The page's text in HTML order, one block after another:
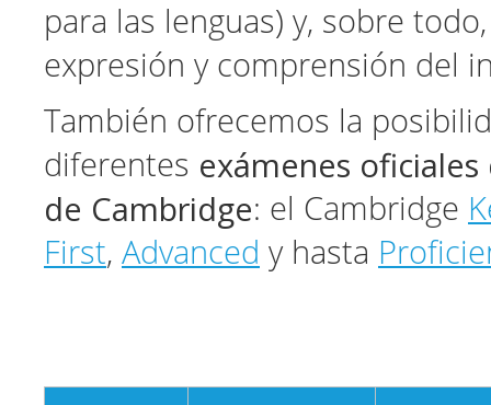
para las lenguas) y, sobre
expresión y comprensión del
También ofrecemos la
diferentes exámenes
de Cambridge: el Cambridge
First, Advanced y hasta